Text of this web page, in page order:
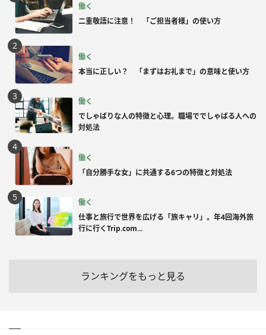
働く
二重敬語に注意！ 「ご担当者様」の使い方
働く
本当に正しい？ 「まずはお礼まで」の意味と使い方
働く
でしゃばりな人の特徴と心理。職場ででしゃばる人への
対処法
働く
「自分勝手な女」に共通する6つの特徴と対処法
働く
仕事と旅行で世界を広げる「旅キャリ」。年4回海外旅
行に行くTrip.com...
ランキングをもっと見る